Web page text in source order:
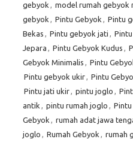
gebyok , model rumah gebyok
gebyok , Pintu Gebyok , Pintu
Bekas , Pintu gebyok jati ,
Jepara , Pintu Gebyok Kudus ,
Gebyok Minimalis , Pintu
Pintu gebyok ukir, Pintu
Pintu jati ukir, pintu joglo ,
antik , pintu rumah joglo ,
Gebyok , rumah adat jawa
joglo , Rumah Gebyok , rumah